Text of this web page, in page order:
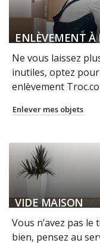
ENLÈVEMENT À
Ne vous laissez
inutiles, optez
enlèvement
Enlever mes objets
VIDE MAISON
Vous n’avez pas
bien, pensez au